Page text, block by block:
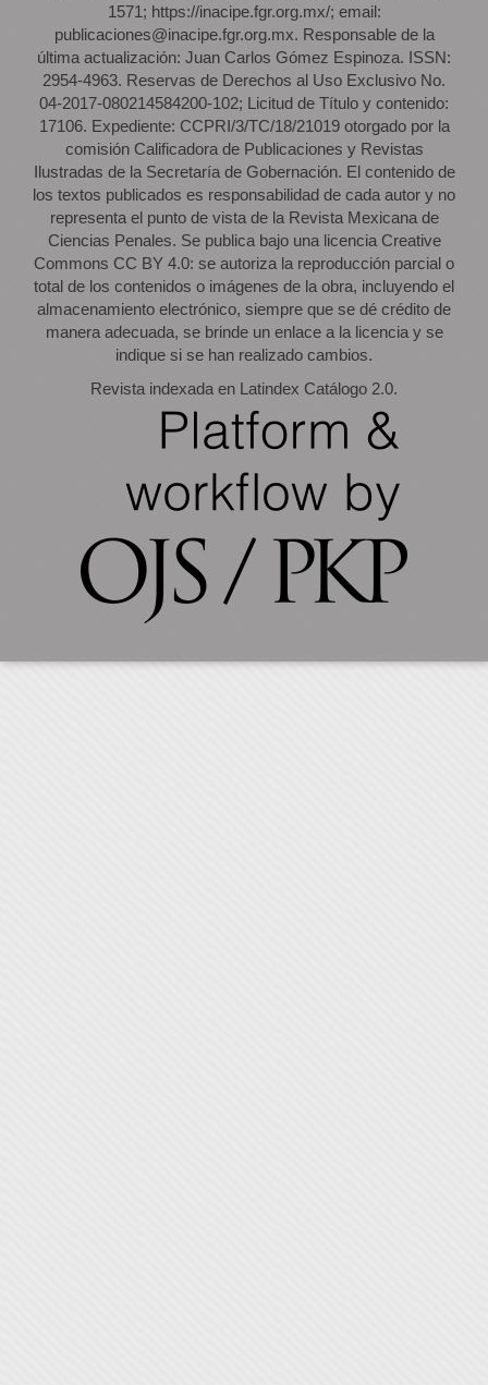
1571; https://inacipe.fgr.org.mx/; email:
publicaciones@inacipe.fgr.org.mx. Responsable de la
última actualización: Juan Carlos Gómez Espinoza. ISSN:
2954-4963. Reservas de Derechos al Uso Exclusivo No.
04-2017-080214584200-102; Licitud de Título y contenido:
17106. Expediente: CCPRI/3/TC/18/21019 otorgado por la
comisión Calificadora de Publicaciones y Revistas
Ilustradas de la Secretaría de Gobernación. El contenido de
los textos publicados es responsabilidad de cada autor y no
representa el punto de vista de la Revista Mexicana de
Ciencias Penales. Se publica bajo una licencia Creative
Commons CC BY 4.0: se autoriza la reproducción parcial o
total de los contenidos o imágenes de la obra, incluyendo el
almacenamiento electrónico, siempre que se dé crédito de
manera adecuada, se brinde un enlace a la licencia y se
indique si se han realizado cambios.
Revista indexada en Latindex Catálogo 2.0.